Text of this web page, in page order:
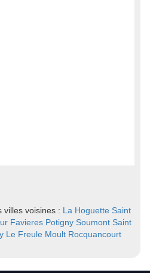
villes voisines : La Hoguette Saint
Favieres Potigny Soumont Saint
Le Freule Moult Rocquancourt